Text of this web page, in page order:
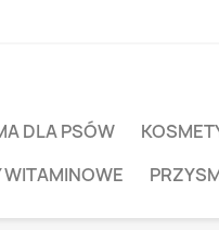
DLA PSÓW
WITAMINOWE